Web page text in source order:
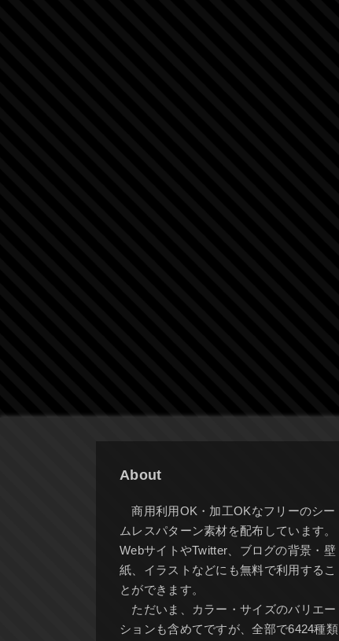
About
商用利用OK・加工OKなフリーのシー
ムレスパターン素材を配布しています。
WebサイトやTwitter、ブログの背景・壁
紙、イラストなどにも無料で利用するこ
とができます。
ただいま、カラー・サイズのバリエー
ションも含めてですが、全部で6424種類